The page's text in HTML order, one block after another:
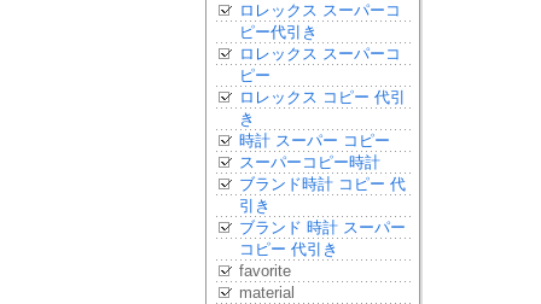
ロレックス スーパーコ
ピー代引き
ロレックス スーパーコ
ピー
ロレックス コピー 代引
き
時計 スーパー コピー
スーパーコピー時計
ブランド時計 コピー 代
引き
ブランド 時計 スーパー
コピー 代引き
favorite
material